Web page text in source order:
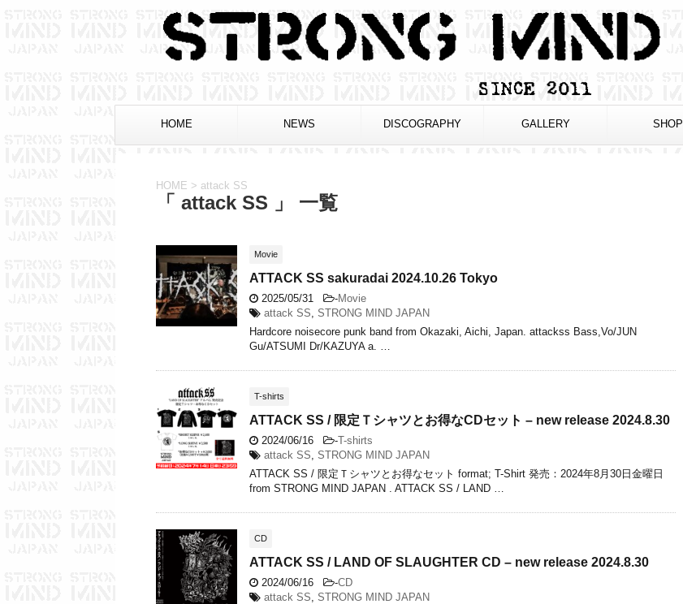
HOME NEWS DISCOGRAPHY GALLERY SHOP
HOME > attack SS
「 attack SS 」 一覧
Movie
ATTACK SS sakuradai 2024.10.26 Tokyo
2025/05/31 -Movie
attack SS STRONG MIND JAPAN
Hardcore noisecore punk band from Okazaki, Aichi, Japan. attackss Bass,Vo/JUN
Gu/ATSUMI Dr/KAZUYA a. …
T-shirts
ATTACK SS / 限定Ｔシャツとお得なCDセット – new release 2024.8.30
2024/06/16 -T-shirts
attack SS STRONG MIND JAPAN
ATTACK SS / 限定Ｔシャツとお得なセット format; T-Shirt 発売：2024年8月30日金曜日
from STRONG MIND JAPAN . ATTACK SS / LAND …
CD
ATTACK SS / LAND OF SLAUGHTER CD – new release 2024.8.30
2024/06/16 -CD
attack SS STRONG MIND JAPAN